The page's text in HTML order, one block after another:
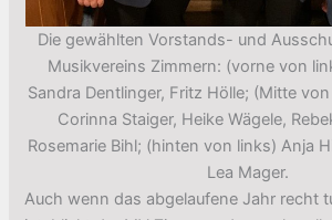
Die gewählten Vorstands- und
Musikvereins Zimmern: (vorne von
Sandra Dentlinger, Fritz Hölle; (Mitte
Corinna Staiger, Heike Wägele,
Rosemarie Bihl; (hinten von links) Anja
Lea Mager.
Auch wenn das abgelaufene Jahr recht